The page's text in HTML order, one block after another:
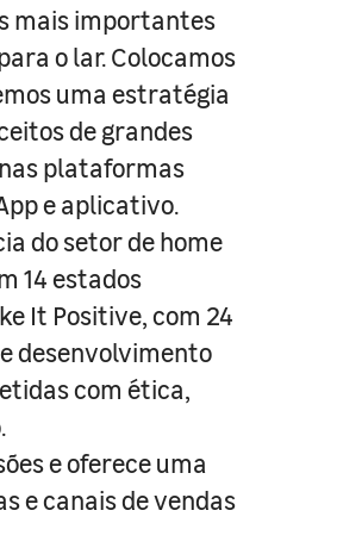
mais importantes
o lar. Colocamos
uma estratégia
de grandes
plataformas
e aplicativo.
do setor de home
14 estados
It Positive, com 24
desenvolvimento
com ética,
e oferece uma
e canais de vendas